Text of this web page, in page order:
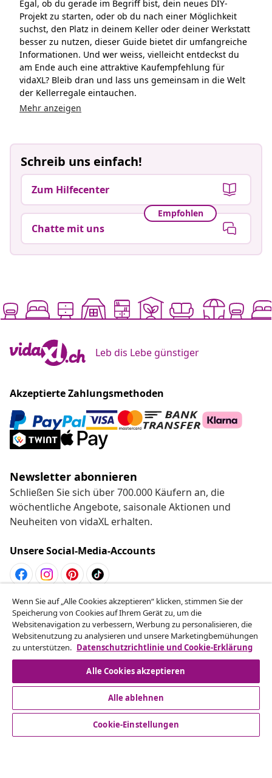
Schreib uns einfach!
Zum Hilfecenter
Empfohlen
Chatte mit uns
Leb dis Lebe günstiger
Akzeptierte Zahlungsmethoden
Schließen Sie sich über 700.000 Käufern an, die
wöchentliche Angebote, saisonale Aktionen und
Unsere Social-Media-Accounts
Kundenservice
Business
vidaXL
Mehr entdecken
© 2008-2026 vidaXL www.vidaxl.ch ist eine Website von TM
Handelsgesellschaft GmbH
Wenn Sie auf „Alle Cookies akzeptieren“ klicken, stimmen Sie der
Speicherung von Cookies auf Ihrem Gerät zu, um die
Websitenavigation zu verbessern, Werbung zu personalisieren, die
Websitenutzung zu analysieren und unsere Marketingbemühungen
zu unterstützen. Datenschutzrichtlinie und Cookie-Erklärung
Alle Cookies akzeptieren
Alle ablehnen
Cookie-Einstellungen